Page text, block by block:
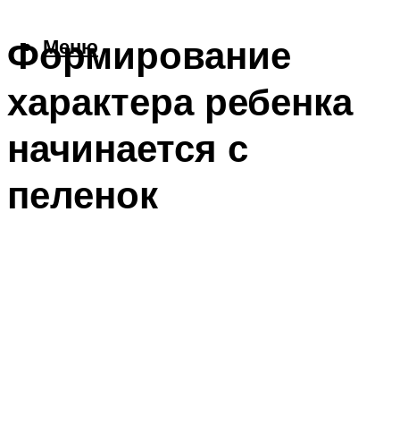
Меню
Формирование
характера ребенка
начинается с
пеленок